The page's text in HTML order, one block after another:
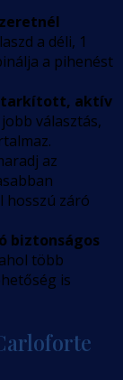
a déli, 1
a pihenést
tarkított, aktív
választás,
az
hosszú záró
biztonságos
több
is